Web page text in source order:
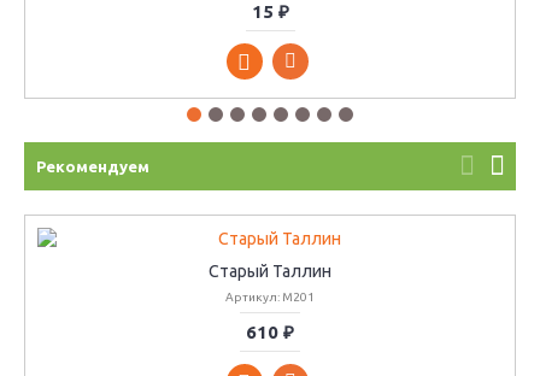
15 ₽
Рекомендуем
Старый Таллин
Артикул: M201
610 ₽